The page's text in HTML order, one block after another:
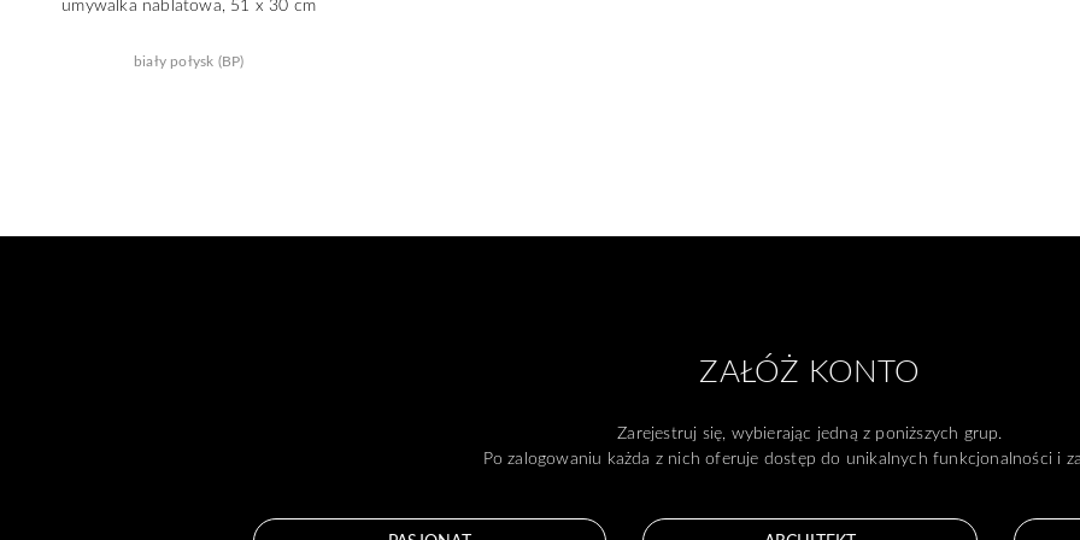
biały połysk (BP)
ZAŁÓŻ KONTO
Zarejestruj się, wybierając jedną z poniższych grup.
Po zalogowaniu każda z nich oferuje dostęp do unikalnych funkcjonalności i